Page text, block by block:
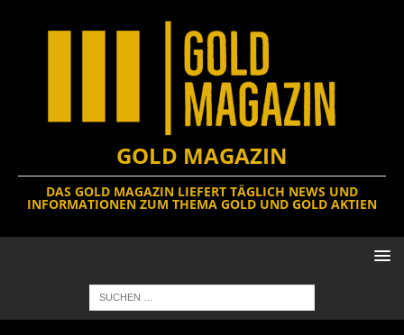
GOLD MAGAZIN
DAS GOLD MAGAZIN LIEFERT TÄGLICH NEWS UND
INFORMATIONEN ZUM THEMA GOLD UND GOLD AKTIEN